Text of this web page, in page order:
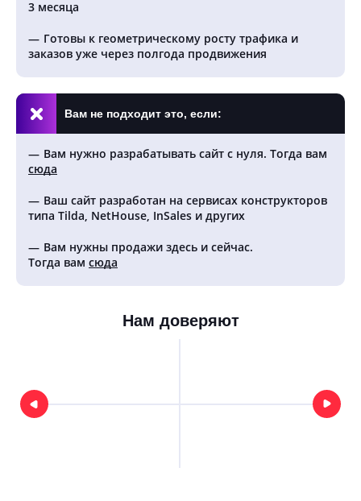
3 месяца
Готовы к геометрическому росту трафика и
заказов уже через полгода продвижения
Вам не подходит это, если:
Вам нужно разрабатывать сайт с нуля. Тогда вам
сюда
Ваш сайт разработан на сервисах конструкторов
типа Tilda, NetHouse, InSales и других
Вам нужны продажи здесь и сейчас.
Тогда вам сюда
Нам доверяют